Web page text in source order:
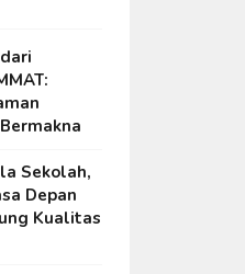
Sekolah,
Depan
Kualitas